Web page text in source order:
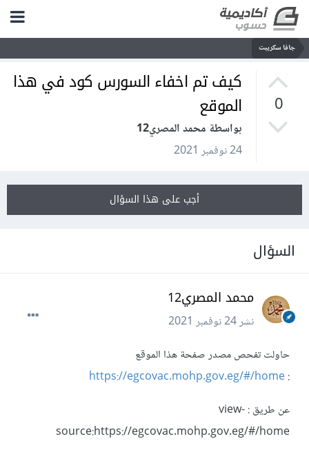
جافا سكريبت
0
كيف تم اخفاء السورس كود في هذا
الموقع
بواسطة محمد المصري12
24 نوفمبر 2021
أجب على هذا السؤال
السؤال
محمد المصري12
نشر24 نوفمبر 2021
حاولت تفحص مصدر صفحة هذا الموقع
:
https://egcovac.mohp.gov.eg/#/home
عن طريق : view-
source:https://egcovac.mohp.gov.eg/#/home